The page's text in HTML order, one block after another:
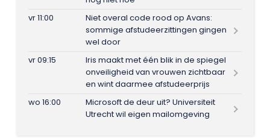
vr 11:00
Niet overal code rood op Avans:
sommige afstudeerzittingen gingen
wel door
vr 09:15
Iris maakt met één blik in de spiegel
onveiligheid van vrouwen zichtbaar
en wint daarmee afstudeerprijs
wo 16:00
Microsoft de deur uit? Universiteit
Utrecht wil eigen mailomgeving